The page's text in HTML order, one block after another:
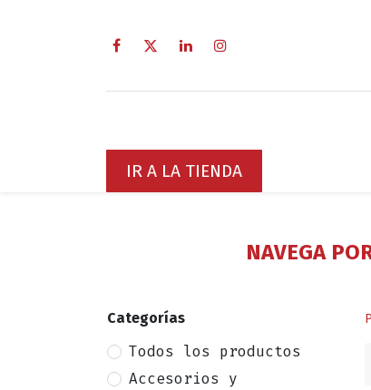
IR A LA TIENDA
NAVEGA
Categorías
Todos los productos
Accesorios y